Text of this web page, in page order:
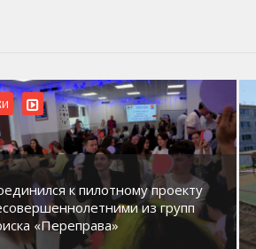
к пилотному проекту
из групп
«Переправа»